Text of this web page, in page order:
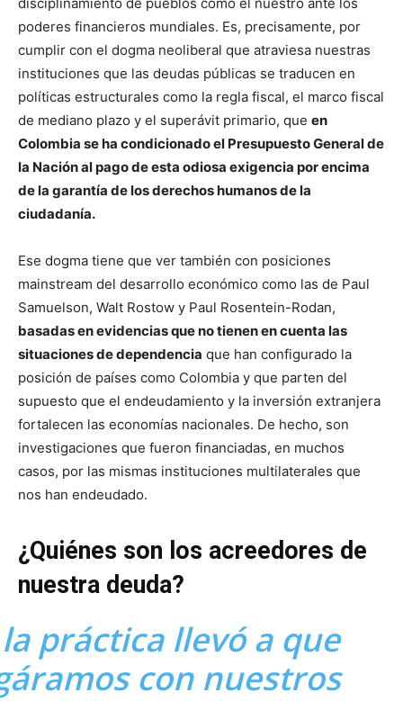
poderes financieros mundiales. Es, precisamente, por
cumplir con el dogma neoliberal que atraviesa nuestras
instituciones que las deudas públicas se traducen en
políticas estructurales como la regla fiscal, el marco fiscal
de mediano plazo y el superávit primario, que en
Colombia se ha condicionado el Presupuesto General de
la Nación al pago de esta odiosa exigencia por encima
de la garantía de los derechos humanos de la
ciudadanía.
Ese dogma tiene que ver también con posiciones
mainstream del desarrollo económico como las de Paul
Samuelson, Walt Rostow y Paul Rosentein-Rodan,
basadas en evidencias que no tienen en cuenta las
situaciones de dependencia que han configurado la
posición de países como Colombia y que parten del
supuesto que el endeudamiento y la inversión extranjera
fortalecen las economías nacionales. De hecho, son
investigaciones que fueron financiadas, en muchos
casos, por las mismas instituciones multilaterales que
nos han endeudado.
¿Quiénes son los acreedores de
nuestra deuda?
práctica llevó a que
con nuestros